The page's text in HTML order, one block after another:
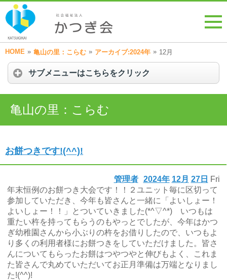
HOME » 亀山の里：こらむ » アーカイブ:2024年 » 12月
サブメニューはこちらをクリック
亀山の里：こらむ
お餅つきです!(^^)!
2024年 12月 27日 Fri
管理者
年末恒例のお餅つき大会です！！２ユニット毎に区切って
参加していただき、今年も皆さんと一緒に「よいしょー！
よいしょー！！」とついていきました(*^▽^*) いつもは
重たい杵を持ってもらうのもやっとでしたが、今年はかつ
ぎ幼稚園さんから小ぶりの杵をお借りしたので、いつもよ
り多くの利用者様にお餅つきをしていただけました。皆さ
んについてもらったお餅はつやつやと伸びもよく、これま
た皆さんで丸めていただいてお正月準備は万端となりまし
た!(^^)!